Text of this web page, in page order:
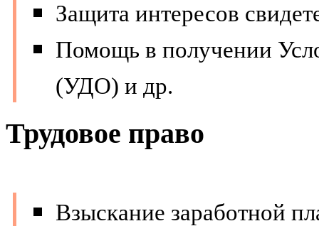
Защита интересов
Помощь в получении
(УДО) и др.
Трудовое право
Взыскание заработной